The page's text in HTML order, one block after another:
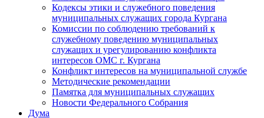
Кодексы этики и служебного поведения
муниципальных служащих города Кургана
Комиссии по соблюдению требований к
служебному поведению муниципальных
служащих и урегулированию конфликта
интересов ОМС г. Кургана
Конфликт интересов на муниципальной службе
Методические рекомендации
Памятка для муниципальных служащих
Новости Федерального Cобрания
Дума